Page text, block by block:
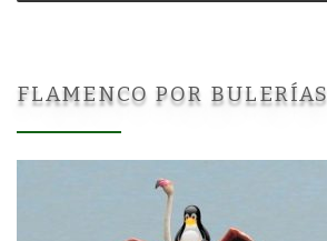
FLAMENCO POR BULERÍAS